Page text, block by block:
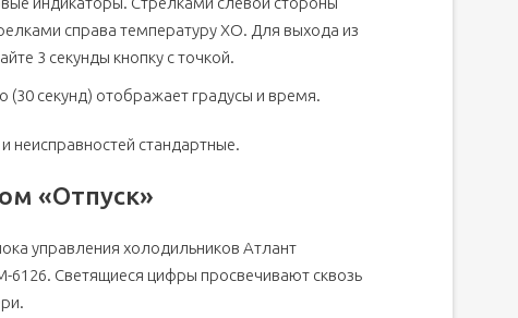
справа температуру ХО. Для выхода из
3 секунды кнопку с точкой.
секунд) отображает градусы и время.
стандартные.
«Отпуск»
управления холодильников Атлант
6126. Светящиеся цифры просвечивают сквозь